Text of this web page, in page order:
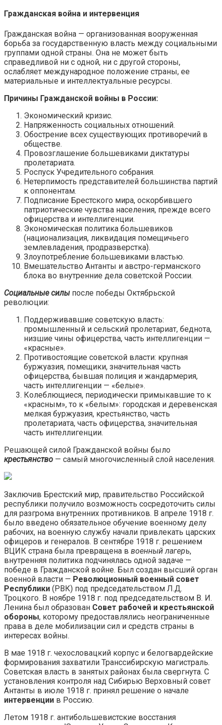
Гражданская война и интервенция
Гражданская война — организованная вооруженная
борьба за государственную власть между социальными
группами одной страны. Она не может быть
справедливой ни с одной, ни с другой стороны,
ослабляет международное положение страны, ее
материальные и интеллектуальные ресурсы.
Причины Гражданской войны в России:
Экономический кризис.
Напряженность социальных отношений.
Обострение всех существующих противоречий в
обществе.
Провозглашение большевиками диктатуры
пролетариата.
Роспуск Учредительного собрания.
Нетерпимость представителей большинства партий
к оппонентам.
Подписание Брестского мира, оскорбившего
патриотические чувства населения, прежде всего
офицерства и интеллигенции.
Экономическая политика большевиков
(национализация, ликвидация помещичьего
землевладения, продразверстка).
Злоупотребление большевиками властью.
Вмешательство Антанты и австро-германского
блока во внутренние дела советской России.
Социальные силы после победы Октябрьской
революции:
Поддерживавшие советскую власть:
промышленный и сельский пролетариат, беднота,
низшие чины офицерства, часть интеллигенции —
«красные».
Противостоящие советской власти: крупная
буржуазия, помещики, значительная часть
офицерства, бывшая полиция и жандармерия,
часть интеллигенции — «белые».
Колеблющиеся, периодически примыкавшие то к
«красным», то к «белым»: городская и деревенская
мелкая буржуазия, крестьянство, часть
пролетариата, часть офицерства, значительная
часть интеллигенции.
Решающей силой Гражданской войны было
крестьянство — самый многочисленный слой населения.
Заключив Брестский мир, правительство Российской
республики получило возможность сосредоточить силы
для разгрома внутренних противников. В апреле 1918 г.
было введено обязательное обучение военному делу
рабочих, на военную службу начали привлекать царских
офицеров и генералов. В сентябре 1918 г. решением
ВЦИК страна была превращена в военный лагерь,
внутренняя политика подчинялась одной задаче —
победе в Гражданской войне. Был создан высший орган
военной власти — Революционный военный совет
Республики (РВК) под председательством Л.Д.
Троцкого. В ноябре 1918 г. под председательством В. И.
Ленина был образован Совет рабочей и крестьянской
обороны, которому предоставлялись неограниченные
права в деле мобилизации сил и средств страны в
интересах войны.
В мае 1918 г. чехословацкий корпус и белогвардейские
формирования захватили Транссибирскую магистраль.
Советская власть в занятых районах была свергнута. С
установления контроля над Сибирью Верховный совет
Антанты в июле 1918 г. принял решение о начале
интервенции в Россию.
Летом 1918 г. антибольшевистские восстания